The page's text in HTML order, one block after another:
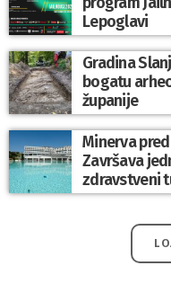
Lepoglavi
Gradina
bogatu
županije
Minerva
Završava
zdravstveni